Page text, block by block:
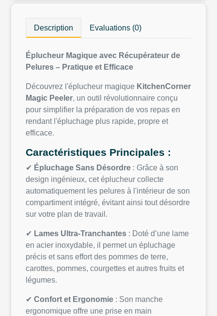
Description Evaluations (0)
Éplucheur Magique avec Récupérateur de
Pelures – Pratique et Efficace
Découvrez l'éplucheur magique KitchenCorner
Magic Peeler, un outil révolutionnaire conçu
pour simplifier la préparation de vos repas en
rendant l'épluchage plus rapide, propre et
efficace.
Caractéristiques Principales :
✔ Épluchage Sans Désordre : Grâce à son
design ingénieux, cet éplucheur collecte
automatiquement les pelures à l'intérieur de son
compartiment intégré, évitant ainsi tout désordre
sur votre plan de travail.
✔ Lames Ultra-Tranchantes : Doté d’une lame
en acier inoxydable, il permet un épluchage
précis et sans effort des pommes de terre,
carottes, pommes, courgettes et autres fruits et
légumes.
✔ Confort et Ergonomie : Son manche
ergonomique offre une prise en main